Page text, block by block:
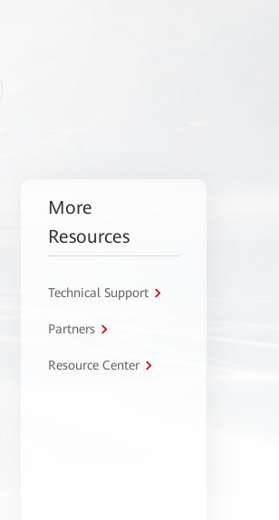
More
Resources
Technical Support
Partners
Resource Center